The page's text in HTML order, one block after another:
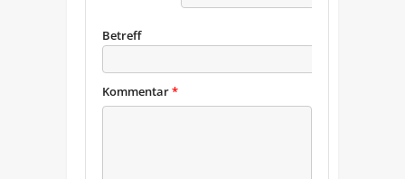
Betreff
Kommentar*